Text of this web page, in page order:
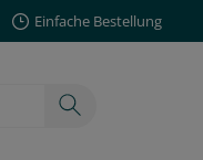
Einfache Bestellung